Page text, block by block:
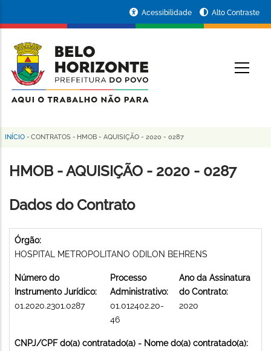
conteúdo
principal
da
Prefeitura
de
Horizonte
Acessibilidade Alto Contraste
Trilha
de
INÍCIO - CONTRATOS - HMOB - AQUISIÇÃO - 2020 - 0287
HMOB - AQUISIÇÃO - 2020 - 0287
Dados do Contrato
Órgão:
HOSPITAL METROPOLITANO ODILON BEHRENS
Número do
Instrumento Jurídico:
01.2020.2301.0287
Processo
Administrativo:
01.012402.20-
46
Ano da Assinatura
do Contrato:
2020
CNPJ/CPF do(a) contratado(a) - Nome do(a) contratado(a):